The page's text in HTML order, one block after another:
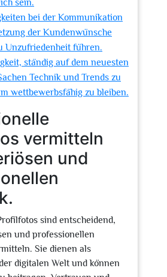
sein.
bei der Kommunikation
der Kundenwünsche
Unzufriedenheit führen.
ständig auf dem neuesten
Technik und Trends zu
wettbewerbsfähig zu bleiben.
vermitteln
und
sind entscheidend,
und professionellen
Sie dienen als
digitalen Welt und können